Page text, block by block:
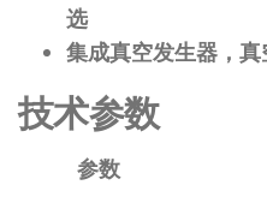
选
集成真空发生器，
技术参数
参数